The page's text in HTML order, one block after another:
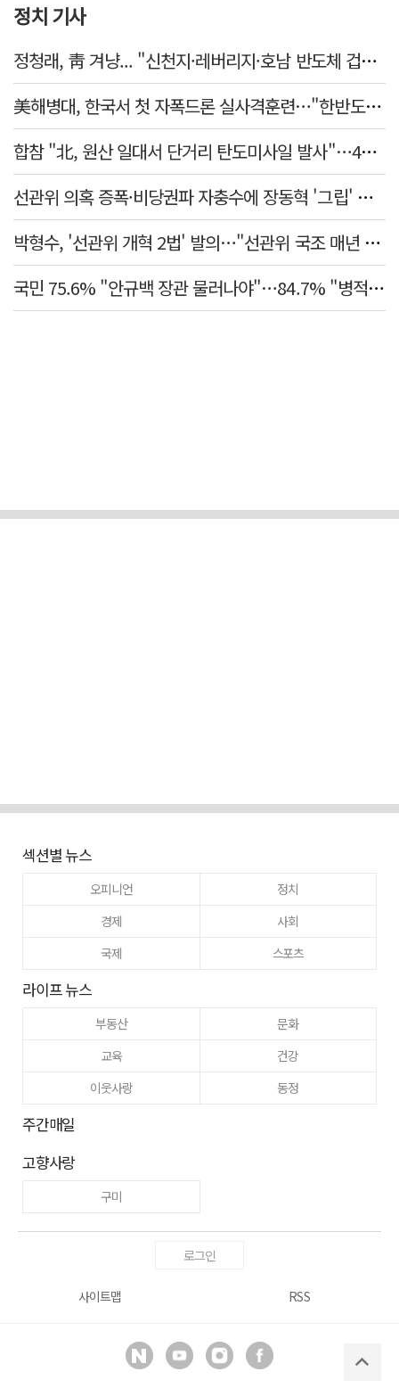
정치 기사
정청래, 靑 겨냥... "신천지·레버리지·호남 반도체 겁박 사과하라"
美해병대, 한국서 첫 자폭드론 실사격훈련…"한반도 지형 학습"
합참 "北, 원산 일대서 단거리 탄도미사일 발사"…42일 만
선관위 의혹 증폭·비당권파 자충수에 장동혁 '그립' 더 강해졌다
박형수, '선관위 개혁 2법' 발의…"선관위 국조 매년 실시"
국민 75.6% "안규백 장관 물러나야"…84.7% "병적기록부 공개해야"
섹션별 뉴스
오피니언
정치
경제
사회
국제
스포츠
라이프 뉴스
부동산
문화
교육
건강
이웃사랑
동정
주간매일
고향사랑
구미
로그인
사이트맵 RSS